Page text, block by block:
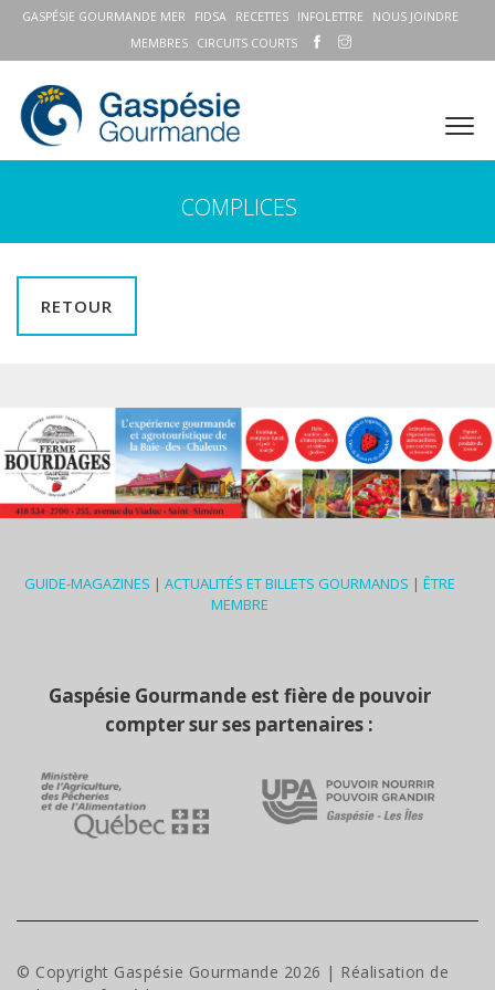
GASPÉSIE GOURMANDE MER FIDSA RECETTES INFOLETTRE
NOUS JOINDRE
MEMBRES
CIRCUITS COURTS
COMPLICES
RETOUR
GUIDE-MAGAZINES | ACTUALITÉS ET BILLETS GOURMANDS | ÊTRE
MEMBRE
Gaspésie Gourmande est fière de pouvoir
compter sur ses partenaires :
© Copyright Gaspésie Gourmande 2026 | Réalisation de